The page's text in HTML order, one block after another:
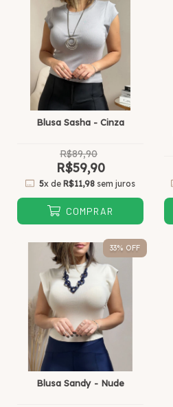
Blusa Sasha - Cinza
R$89,90
R$59,90
5x de R$11,98 sem juros
COMPRAR
33% OFF
Blusa Sandy - Nude